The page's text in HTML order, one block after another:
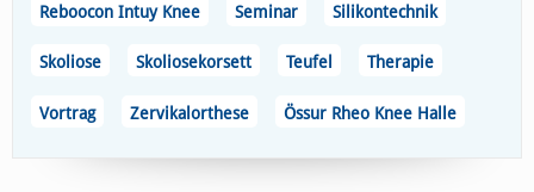
Reboocon Intuy Knee Seminar Silikontechnik
Skoliose Skoliosekorsett Teufel Therapie
Vortrag Zervikalorthese Össur Rheo Knee Halle